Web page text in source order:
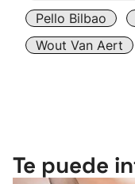
Pello Bilbao
Wout Van Aert
Te puede